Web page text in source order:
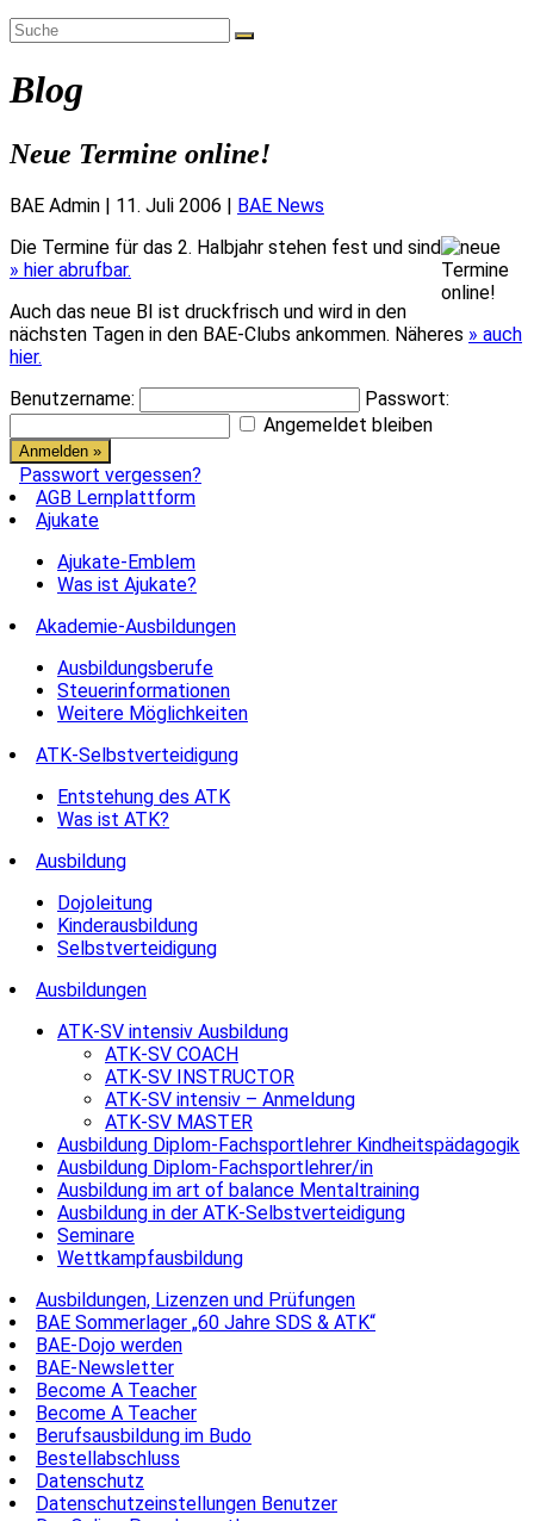
Blog
Neue Termine online!
BAE Admin | 11. Juli 2006 | BAE News
Die Termine für das 2. Halbjahr stehen fest und sind
» hier abrufbar.
Auch das neue BI ist druckfrisch und wird in den
nächsten Tagen in den BAE-Clubs ankommen. Näheres » auch
hier.
Benutzername:
Passwort:
Angemeldet bleiben
Passwort vergessen?
AGB Lernplattform
Ajukate
Ajukate-Emblem
Was ist Ajukate?
Akademie-Ausbildungen
Ausbildungsberufe
Steuerinformationen
Weitere Möglichkeiten
ATK-Selbstverteidigung
Entstehung des ATK
Was ist ATK?
Ausbildung
Dojoleitung
Kinderausbildung
Selbstverteidigung
Ausbildungen
ATK-SV intensiv Ausbildung
ATK-SV COACH
ATK-SV INSTRUCTOR
ATK-SV intensiv – Anmeldung
ATK-SV MASTER
Ausbildung Diplom-Fachsportlehrer Kindheitspädagogik
Ausbildung Diplom-Fachsportlehrer/in
Ausbildung im art of balance Mentaltraining
Ausbildung in der ATK-Selbstverteidigung
Seminare
Wettkampfausbildung
Ausbildungen, Lizenzen und Prüfungen
BAE Sommerlager „60 Jahre SDS & ATK“
BAE-Dojo werden
BAE-Newsletter
Become A Teacher
Become A Teacher
Berufsausbildung im Budo
Bestellabschluss
Datenschutz
Datenschutzeinstellungen Benutzer